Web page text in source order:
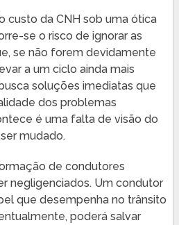
custo da CNH sob uma ótica
se o risco de ignorar as
se não forem devidamente
a um ciclo ainda mais
soluções imediatas que
dos problemas
é uma falta de visão do
mudado.
de condutores
negligenciados. Um condutor
que desempenha no trânsito
poderá salvar